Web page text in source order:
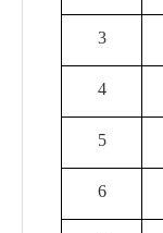
3
4
5
6